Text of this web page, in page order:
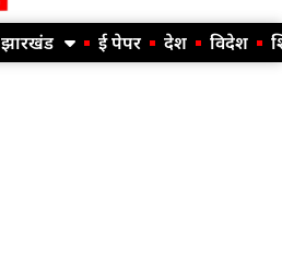
झारखंड ई पेपर देश विदेश